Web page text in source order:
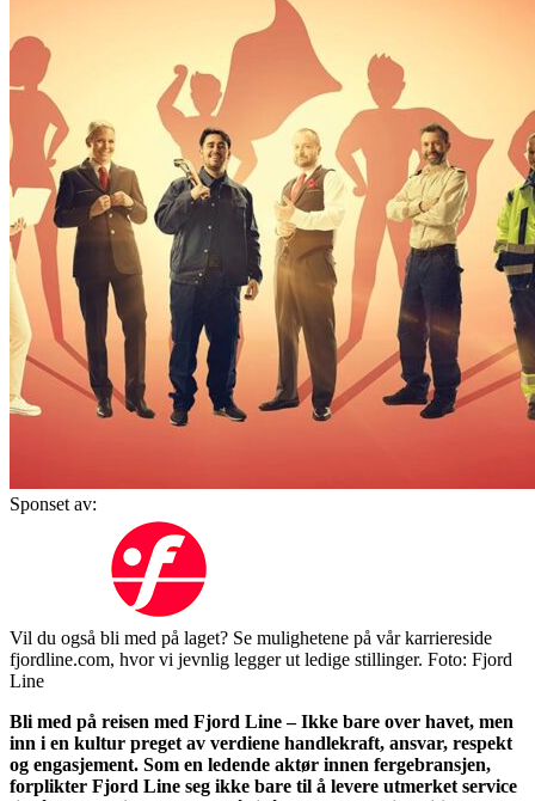
Sponset av:
Vil du også bli med på laget? Se mulighetene på vår karriereside
fjordline.com, hvor vi jevnlig legger ut ledige stillinger. Foto: Fjord
Line
Bli med på reisen med Fjord Line – Ikke bare over havet, men
inn i en kultur preget av verdiene handlekraft, ansvar, respekt
og engasjement. Som en ledende aktør innen fergebransjen,
forplikter Fjord Line seg ikke bare til å levere utmerket service